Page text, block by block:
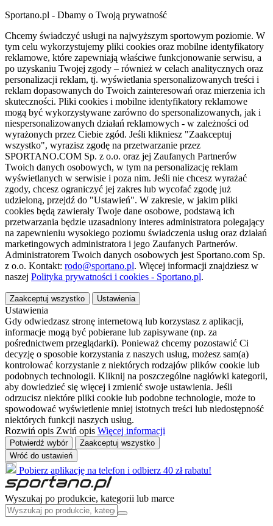
Sportano.pl - Dbamy o Twoją prywatność
Chcemy świadczyć usługi na najwyższym sportowym poziomie. W
tym celu wykorzystujemy pliki cookies oraz mobilne identyfikatory
reklamowe, które zapewniają właściwe funkcjonowanie serwisu, a
po uzyskaniu Twojej zgody – również w celach analitycznych oraz
personalizacji reklam, tj. wyświetlania spersonalizowanych treści i
reklam dopasowanych do Twoich zainteresowań oraz mierzenia ich
skuteczności. Pliki cookies i mobilne identyfikatory reklamowe
mogą być wykorzystywane zarówno do spersonalizowanych, jak i
niespersonalizowanych działań reklamowych - w zależności od
wyrażonych przez Ciebie zgód. Jeśli klikniesz "Zaakceptuj
wszystko", wyrazisz zgodę na przetwarzanie przez
SPORTANO.COM Sp. z o.o. oraz jej Zaufanych Partnerów
Twoich danych osobowych, w tym na personalizację reklam
wyświetlanych w serwisie i poza nim. Jeśli nie chcesz wyrażać
zgody, chcesz ograniczyć jej zakres lub wycofać zgodę już
udzieloną, przejdź do "Ustawień". W zakresie, w jakim pliki
cookies będą zawierały Twoje dane osobowe, podstawą ich
przetwarzania będzie uzasadniony interes administratora polegający
na zapewnieniu wysokiego poziomu świadczenia usług oraz działań
marketingowych administratora i jego Zaufanych Partnerów.
Administratorem Twoich danych osobowych jest Sportano.com Sp.
z o.o. Kontakt: rodo@sportano.pl. Więcej informacji znajdziesz w
naszej Polityka prywatności i cookies - Sportano.pl.
Zaakceptuj wszystko Ustawienia
Ustawienia
Gdy odwiedzasz stronę internetową lub korzystasz z aplikacji,
informacje mogą być pobierane lub zapisywane (np. za
pośrednictwem przeglądarki). Ponieważ chcemy pozostawić Ci
decyzję o sposobie korzystania z naszych usług, możesz sam(a)
kontrolować korzystanie z niektórych rodzajów plików cookie lub
podobnych technologii. Kliknij na poszczególne nagłówki kategorii,
aby dowiedzieć się więcej i zmienić swoje ustawienia. Jeśli
odrzucisz niektóre pliki cookie lub podobne technologie, może to
spowodować wyświetlenie mniej istotnych treści lub niedostępność
niektórych funkcji naszych usług.
Rozwiń opis Zwiń opis Więcej informacji
Potwierdź wybór
Zaakceptuj wszystko
Wróć do ustawień
Pobierz aplikację na telefon i odbierz 40 zł rabatu!
Wyszukaj po produkcie, kategorii lub marce